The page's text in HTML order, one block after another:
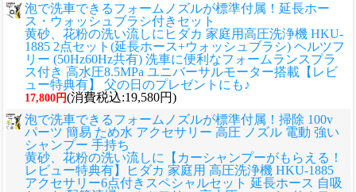
泡で洗車できるフォームノズルが標準付属！延長ホー
ス・ウォッシュブラシ付きセット
黄砂、花粉の洗い流しに ヒダカ 家庭用高圧洗浄機 HKU-
1885 2点セット(延長ホース+ウォッシュブラシ) ヘルツフ
リー (50Hz60Hz共有) 洗車に便利なフォームランスプラ
ス付き 高水圧8.5MPa ユニバーサルモーター搭載【レビ
ュー特典有】 父の日のプレゼントにも♪
17,800円(消費税込:19,580円)
泡で洗車できるフォームノズルが標準付属！掃除 100v
パーツ 簡易 ため水 アクセサリー 高圧 ノズル 電動 強い
シャンプー 手持ち
黄砂、花粉の洗い流しに
【カーシャンプーがもらえる！
レビュー特典有】ヒダカ 家庭用 高圧洗浄機 HKU-1885
アクセサリー6点付きスペシャルセット 延長ホース 自吸